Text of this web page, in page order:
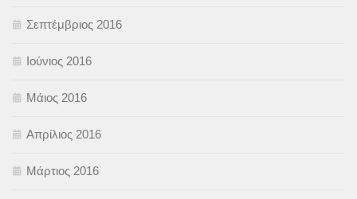
Σεπτέμβριος 2016
Ιούνιος 2016
Μάιος 2016
Απρίλιος 2016
Μάρτιος 2016